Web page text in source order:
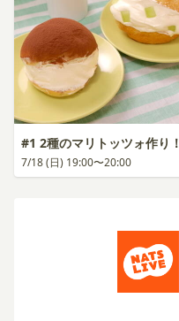
#1 2種のマリトッツォ作り！
7/18 (日) 19:00〜20:00